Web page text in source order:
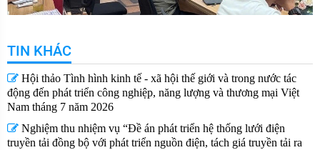
TIN KHÁC
Hội thảo Tình hình kinh tế - xã hội thế giới và trong nước tác
động đến phát triển công nghiệp, năng lượng và thương mại Việt
Nam tháng 7 năm 2026
Nghiệm thu nhiệm vụ “Đề án phát triển hệ thống lưới điện
truyền tải đồng bộ với phát triển nguồn điện, tách giá truyền tải ra